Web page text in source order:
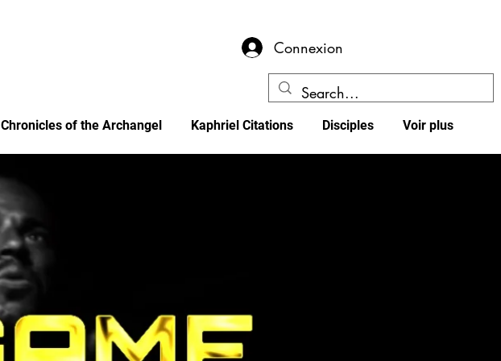
Connexion
Chronicles of the Archangel Kaphriel Citations Disciples Voir plus